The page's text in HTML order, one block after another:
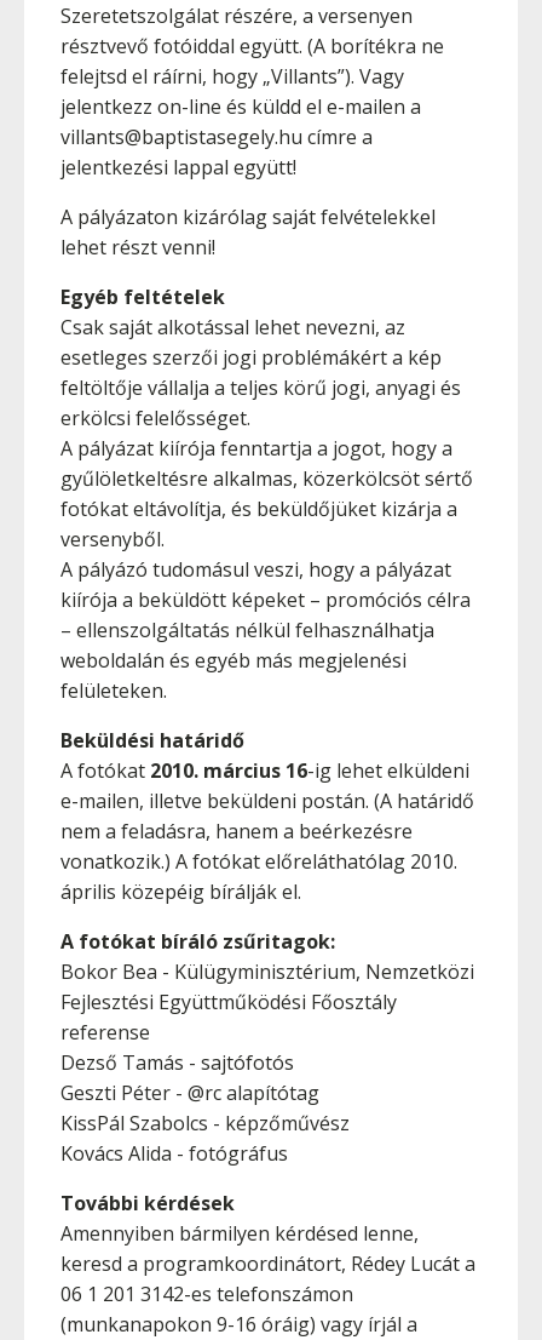
Szeretetszolgálat részére, a versenyen
résztvevő fotóiddal együtt. (A borítékra ne
felejtsd el ráírni, hogy „Villants”). Vagy
jelentkezz on-line és küldd el e-mailen a
villants@baptistasegely.hu címre a
jelentkezési lappal együtt!
A pályázaton kizárólag saját felvételekkel
lehet részt venni!
Egyéb feltételek
Csak saját alkotással lehet nevezni, az
esetleges szerzői jogi problémákért a kép
feltöltője vállalja a teljes körű jogi, anyagi és
erkölcsi felelősséget.
A pályázat kiírója fenntartja a jogot, hogy a
gyűlöletkeltésre alkalmas, közerkölcsöt sértő
fotókat eltávolítja, és beküldőjüket kizárja a
versenyből.
A pályázó tudomásul veszi, hogy a pályázat
kiírója a beküldött képeket – promóciós célra
– ellenszolgáltatás nélkül felhasználhatja
weboldalán és egyéb más megjelenési
felületeken.
Beküldési határidő
A fotókat 2010. március 16-ig lehet elküldeni
e-mailen, illetve beküldeni postán. (A határidő
nem a feladásra, hanem a beérkezésre
vonatkozik.) A fotókat előreláthatólag 2010.
április közepéig bírálják el.
A fotókat bíráló zsűritagok:
Bokor Bea - Külügyminisztérium, Nemzetközi
Fejlesztési Együttműködési Főosztály
referense
Dezső Tamás - sajtófotós
Geszti Péter - @rc alapítótag
KissPál Szabolcs - képzőművész
Kovács Alida - fotógráfus
További kérdések
Amennyiben bármilyen kérdésed lenne,
keresd a programkoordinátort, Rédey Lucát a
06 1 201 3142-es telefonszámon
(munkanapokon 9-16 óráig) vagy írjál a